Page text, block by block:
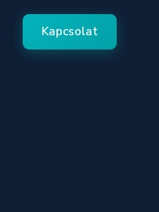
Kapcsolat